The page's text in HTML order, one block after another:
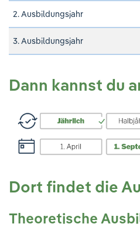
2. Ausbildungsjahr
3. Ausbildungsjahr
Dann kannst du
Dort findet die
Theoretische